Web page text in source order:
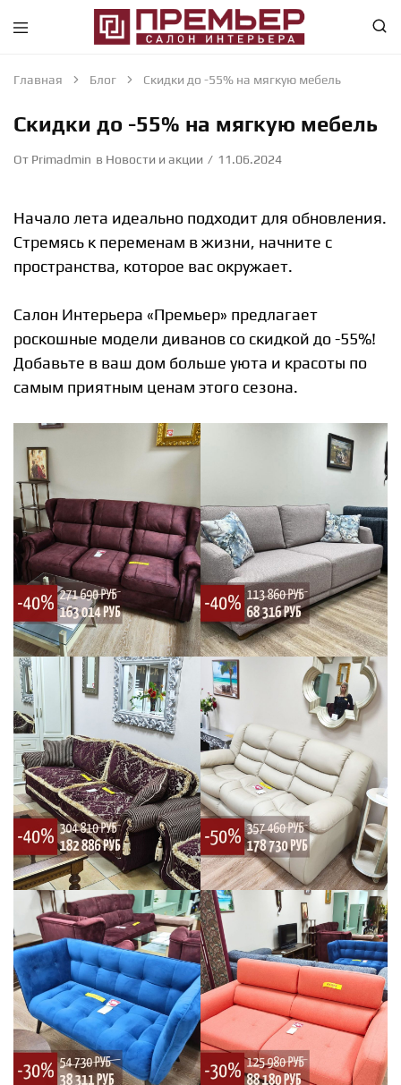
Премьер
Салон
Абакан
Крупнейший
Абакане
интерьерного
направления
Главная Блог Скидки до -55% на мягкую мебель
Скидки до -55% на мягкую мебель
От Primadmin в Новости и акции 11.06.2024
Начало лета идеально подходит для обновления.
Стремясь к переменам в жизни, начните с
пространства, которое вас окружает.
Салон Интерьера «Премьер» предлагает
роскошные модели диванов со скидкой до -55%!
Добавьте в ваш дом больше уюта и красоты по
самым приятным ценам этого сезона.